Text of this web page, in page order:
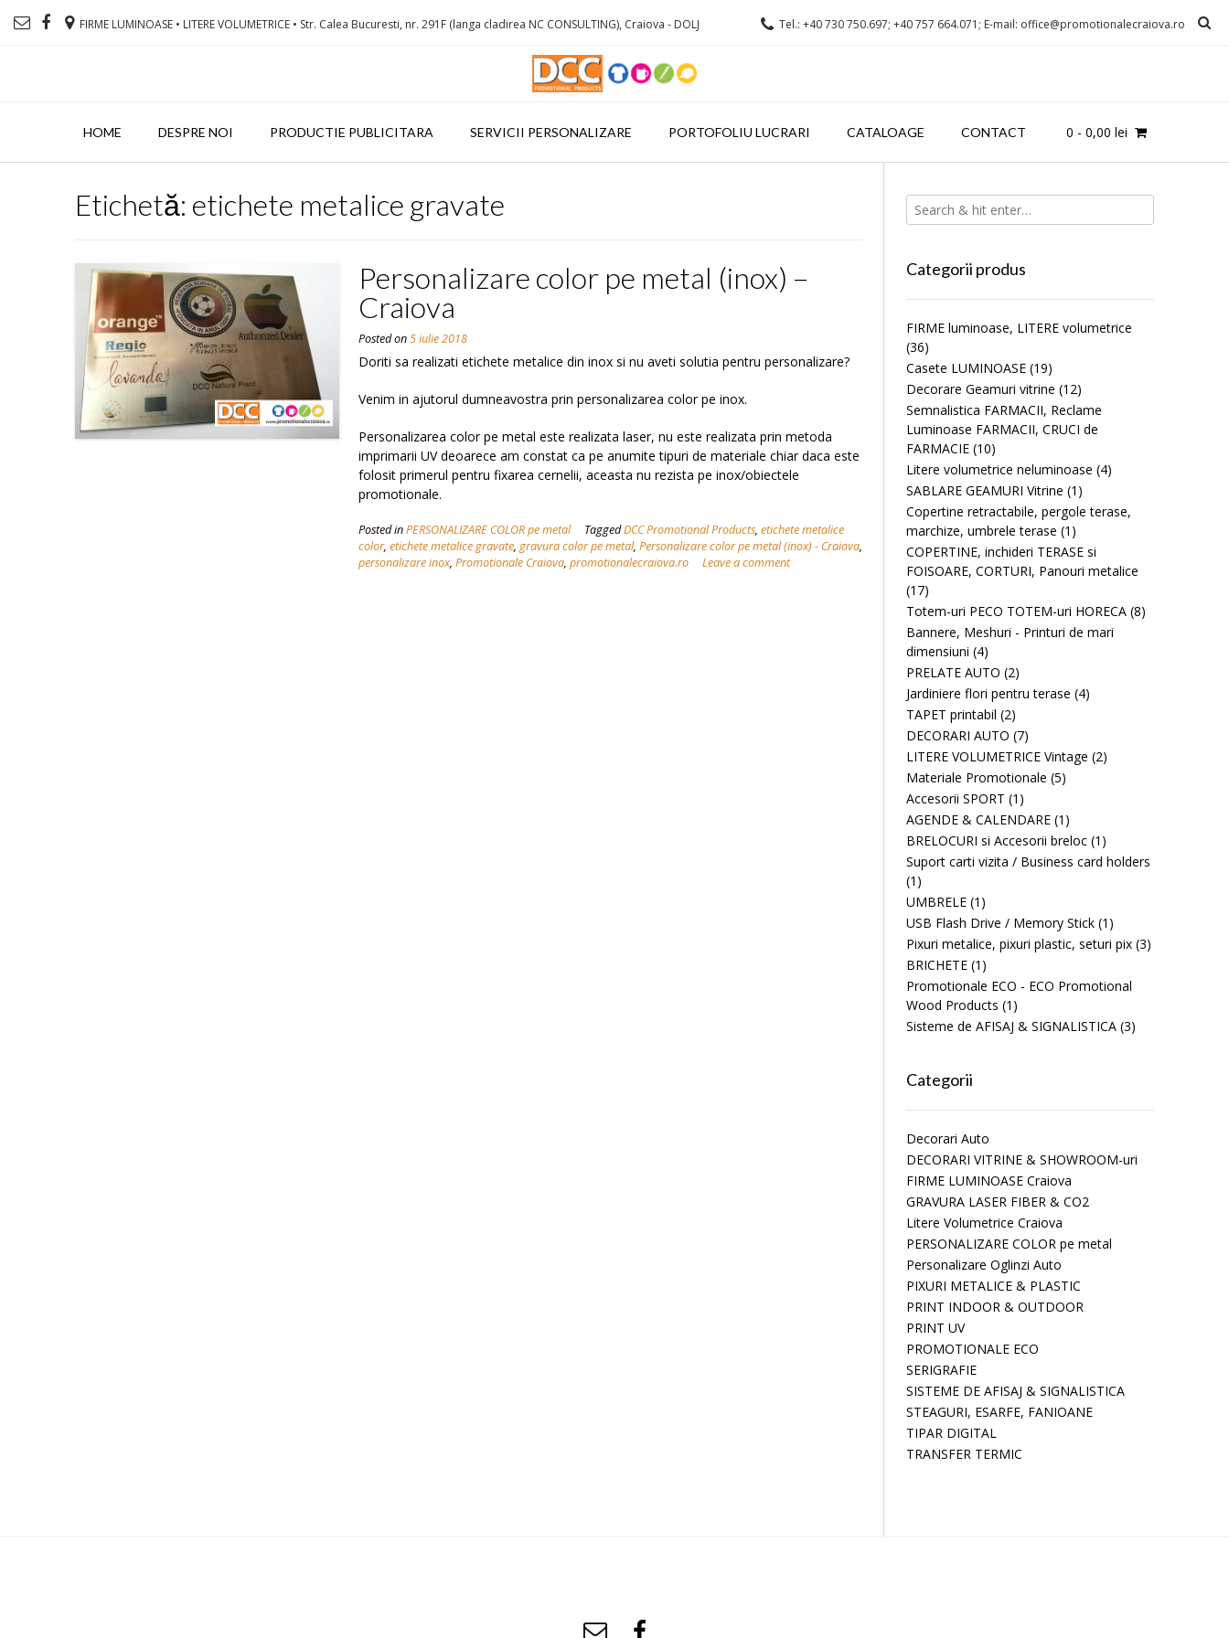
FIRME LUMINOASE • LITERE VOLUMETRICE • Str. Calea Bucuresti, nr. 291F (langa cladirea NC CONSULTING), Craiova - DOLJ Tel.: +40 730 750.697; +40 757 664.071; E-mail: office@promotionalecraiova.ro
HOME DESPRE NOI PRODUCTIE PUBLICITARA SERVICII PERSONALIZARE PORTOFOLIU LUCRARI CATALOAGE CONTACT 0 - 0,00 lei
Etichetă: etichete metalice gravate
Personalizare color pe metal (inox) –
Craiova
Posted on5 iulie 2018
Doriti sa realizati etichete metalice din inox si nu aveti solutia pentru personalizare?
Venim in ajutorul dumneavostra prin personalizarea color pe inox.
Personalizarea color pe metal este realizata laser, nu este realizata prin metoda
imprimarii UV deoarece am constat ca pe anumite tipuri de materiale chiar daca este
folosit primerul pentru fixarea cernelii, aceasta nu rezista pe inox/obiectele
promotionale.
Posted inPERSONALIZARE COLOR pe metal TaggedDCC Promotional Products,etichete metalice
color,etichete metalice gravate,gravura color pe metal,Personalizare color pe metal (inox) - Craiova,
personalizare inox,Promotionale Craiova,promotionalecraiova.ro Leave a comment
Categorii produs
FIRME luminoase, LITERE volumetrice
(36)
Casete LUMINOASE (19)
Decorare Geamuri vitrine (12)
Semnalistica FARMACII, Reclame
Luminoase FARMACII, CRUCI de
FARMACIE (10)
Litere volumetrice neluminoase (4)
SABLARE GEAMURI Vitrine (1)
Copertine retractabile, pergole terase,
marchize, umbrele terase (1)
COPERTINE, inchideri TERASE si
FOISOARE, CORTURI, Panouri metalice
(17)
Totem-uri PECO TOTEM-uri HORECA (8)
Bannere, Meshuri - Printuri de mari
dimensiuni (4)
PRELATE AUTO (2)
Jardiniere flori pentru terase (4)
TAPET printabil (2)
DECORARI AUTO (7)
LITERE VOLUMETRICE Vintage (2)
Materiale Promotionale (5)
Accesorii SPORT (1)
AGENDE & CALENDARE (1)
BRELOCURI si Accesorii breloc (1)
Suport carti vizita / Business card holders
(1)
UMBRELE (1)
USB Flash Drive / Memory Stick (1)
Pixuri metalice, pixuri plastic, seturi pix (3)
BRICHETE (1)
Promotionale ECO - ECO Promotional
Wood Products (1)
Sisteme de AFISAJ & SIGNALISTICA (3)
Categorii
Decorari Auto
DECORARI VITRINE & SHOWROOM-uri
FIRME LUMINOASE Craiova
GRAVURA LASER FIBER & CO2
Litere Volumetrice Craiova
PERSONALIZARE COLOR pe metal
Personalizare Oglinzi Auto
PIXURI METALICE & PLASTIC
PRINT INDOOR & OUTDOOR
PRINT UV
PROMOTIONALE ECO
SERIGRAFIE
SISTEME DE AFISAJ & SIGNALISTICA
STEAGURI, ESARFE, FANIOANE
TIPAR DIGITAL
TRANSFER TERMIC